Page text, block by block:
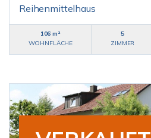
Reihenmittelhaus
106 m²
WOHNFLÄCHE
5
ZIMMER